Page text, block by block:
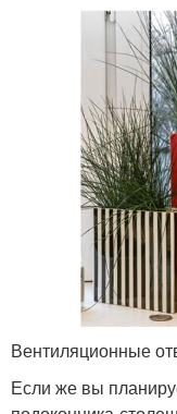
Вентиляционные
Если же вы